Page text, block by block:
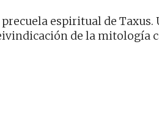
precuela espiritual de Taxus.
de la mitología